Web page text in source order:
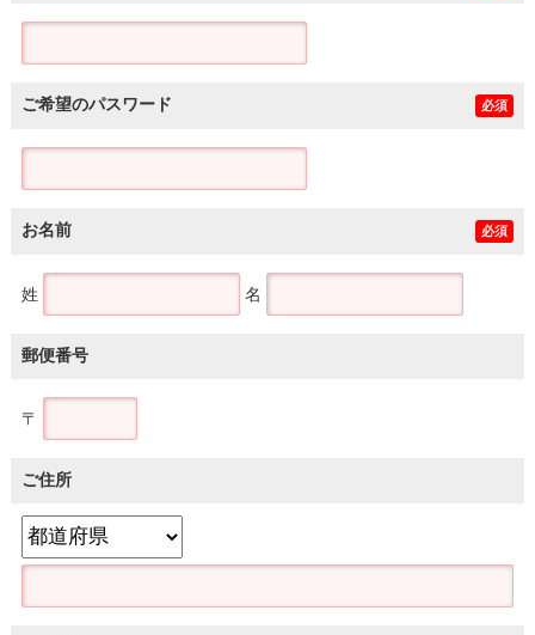
ご希望のパスワード 必須
お名前 必須
姓 名
郵便番号
〒
ご住所